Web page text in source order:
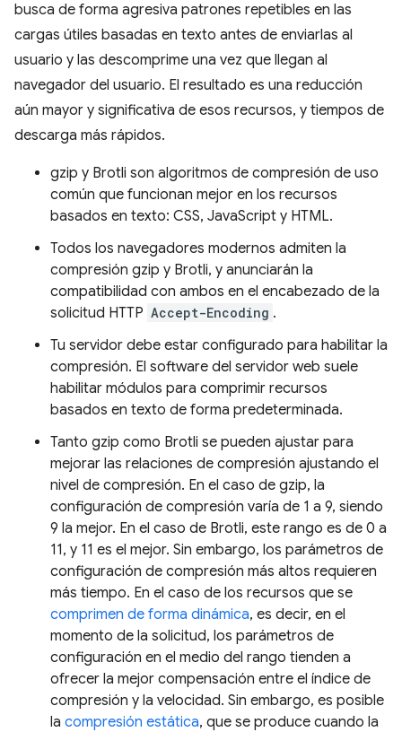
busca de forma agresiva patrones repetibles en las
cargas útiles basadas en texto antes de enviarlas al
usuario y las descomprime una vez que llegan al
navegador del usuario. El resultado es una reducción
aún mayor y significativa de esos recursos, y tiempos de
descarga más rápidos.
gzip y Brotli son algoritmos de compresión de uso
común que funcionan mejor en los recursos
basados en texto: CSS, JavaScript y HTML.
Todos los navegadores modernos admiten la
compresión gzip y Brotli, y anunciarán la
compatibilidad con ambos en el encabezado de la
solicitud HTTP Accept-Encoding .
Tu servidor debe estar configurado para habilitar la
compresión. El software del servidor web suele
habilitar módulos para comprimir recursos
basados en texto de forma predeterminada.
Tanto gzip como Brotli se pueden ajustar para
mejorar las relaciones de compresión ajustando el
nivel de compresión. En el caso de gzip, la
configuración de compresión varía de 1 a 9, siendo
9 la mejor. En el caso de Brotli, este rango es de 0 a
11, y 11 es el mejor. Sin embargo, los parámetros de
configuración de compresión más altos requieren
más tiempo. En el caso de los recursos que se
comprimen de forma dinámica, es decir, en el
momento de la solicitud, los parámetros de
configuración en el medio del rango tienden a
ofrecer la mejor compensación entre el índice de
compresión y la velocidad. Sin embargo, es posible
la compresión estática, que se produce cuando la